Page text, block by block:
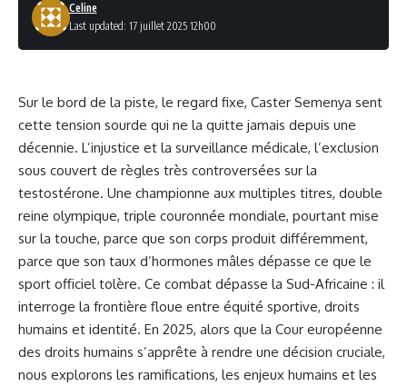
Last updated: 17 juillet 2025 12h00
Celine
Sur le bord de la piste, le regard fixe, Caster Semenya sent
cette tension sourde qui ne la quitte jamais depuis une
décennie. L’injustice et la surveillance médicale, l’exclusion
sous couvert de règles très controversées sur la
testostérone. Une championne aux multiples titres, double
reine olympique, triple couronnée mondiale, pourtant mise
sur la touche, parce que son corps produit différemment,
parce que son taux d’hormones mâles dépasse ce que le
sport officiel tolère. Ce combat dépasse la Sud-Africaine : il
interroge la frontière floue entre équité sportive, droits
humains et identité. En 2025, alors que la Cour européenne
des droits humains s’apprête à rendre une décision cruciale,
nous explorons les ramifications, les enjeux humains et les